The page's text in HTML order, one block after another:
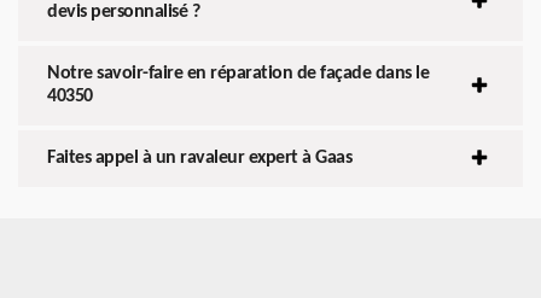
devis personnalisé ?
Notre savoir-faire en réparation de façade dans le
40350
Faites appel à un ravaleur expert à Gaas